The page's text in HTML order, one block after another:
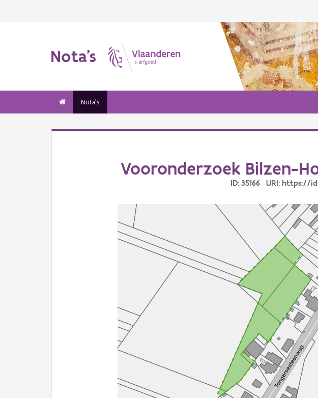
Nota's
Nota's
Vooronderzoek Bilzen-
ID: 35166 URI: https://